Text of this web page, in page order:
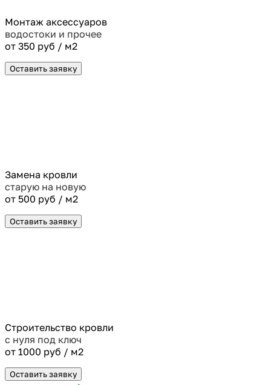
Монтаж аксессуаров
водостоки и прочее
от 350 руб / м2
Оставить заявку
Замена кровли
старую на новую
от 500 руб / м2
Оставить заявку
Строительство кровли
с нуля под ключ
от 1000 руб / м2
Оставить заявку